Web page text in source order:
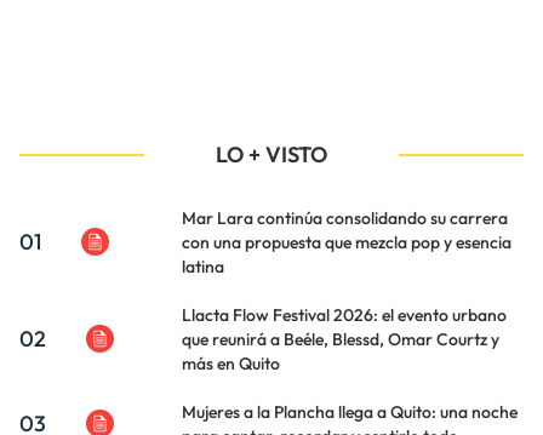
LO + VISTO
01
Mar Lara continúa consolidando su carrera
con una propuesta que mezcla pop y esencia
latina
02
Llacta Flow Festival 2026: el evento urbano
que reunirá a Beéle, Blessd, Omar Courtz y
más en Quito
03
Mujeres a la Plancha llega a Quito: una noche